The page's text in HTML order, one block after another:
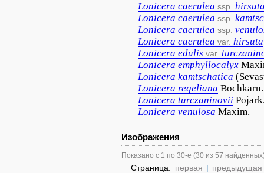
Lonicera caerulea ssp.
Lonicera caerulea ssp.
Lonicera caerulea ssp.
Lonicera caerulea var. hirsuta
Lonicera edulis var.
Lonicera emphyllocalyx
Lonicera kamtschatica
Lonicera regeliana Bochkarn.
Lonicera turczaninovii
Lonicera venulosa Maxim.
Изображения
Показано с 1 по 30-е (30 из 57
Страница: первая | предыдущая